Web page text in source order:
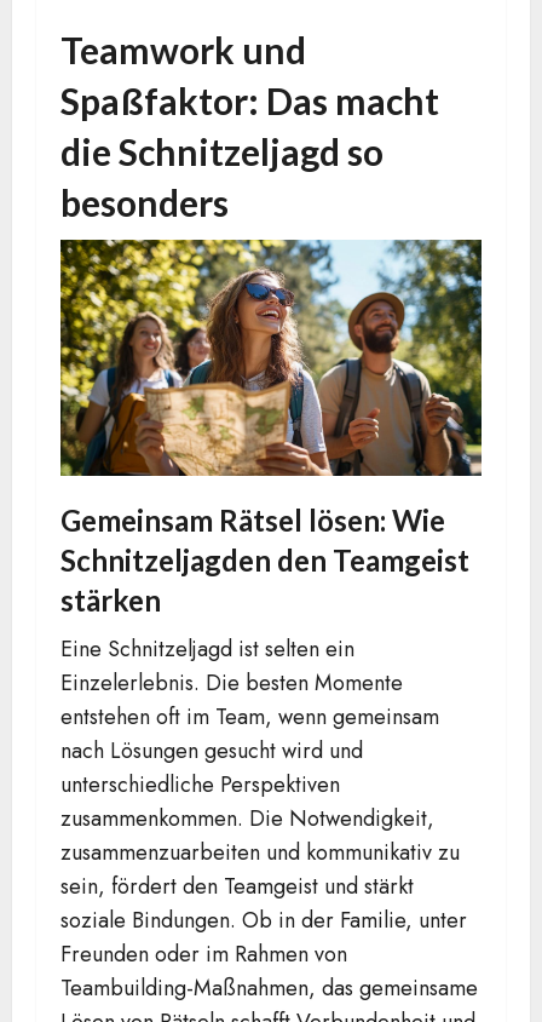
Teamwork und
Spaßfaktor: Das macht
die Schnitzeljagd so
besonders
Gemeinsam Rätsel lösen: Wie
Schnitzeljagden den Teamgeist
stärken
Eine Schnitzeljagd ist selten ein
Einzelerlebnis. Die besten Momente
entstehen oft im Team, wenn gemeinsam
nach Lösungen gesucht wird und
unterschiedliche Perspektiven
zusammenkommen. Die Notwendigkeit,
zusammenzuarbeiten und kommunikativ zu
sein, fördert den Teamgeist und stärkt
soziale Bindungen. Ob in der Familie, unter
Freunden oder im Rahmen von
Teambuilding-Maßnahmen, das gemeinsame